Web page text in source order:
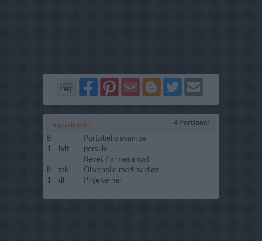
Del
på
Facebook
Del
på
Pinterest
Send
via
GMail
Del
på
Blogger
Del
på
Twitter
Send
Ingredienser 4 Portioner
8
Portobello svampe
1
bdt.
persille
Revet Parmesanost
8
tsk.
Olivenolie med hvidløg
1
dl. Pinjekerner